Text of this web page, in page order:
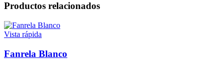
Productos relacionados
Vista rápida
Fanrela Blanco